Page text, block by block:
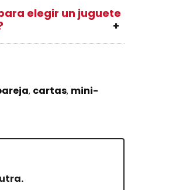
elegir un juguete
cartas mini-